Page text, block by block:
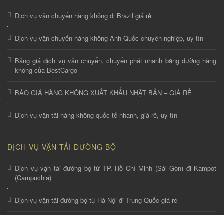
Dịch vụ vận chuyển hàng không đi Brazil giá rẻ
Dịch vụ vận chuyển hàng không Anh Quốc chuyên nghiệp, uy tín
Bảng giá dịch vụ vận chuyển, chuyển phát nhanh bằng đường hàng
không của BestCargo
BÁO GIÁ HÀNG KHÔNG XUẤT KHẨU NHẬT BẢN – GIÁ RẺ
Dịch vụ vận tải hàng không quốc tế nhanh, giá rẻ, uy tín
DỊCH VỤ VẬN TẢI ĐƯỜNG BỘ
Dịch vụ vận tải đường bộ từ TP. Hồ Chí Minh (Sài Gòn) đi Kampot
(Campuchia)
Dịch vụ vận tải đường bộ từ Hà Nội đi Trung Quốc giá rẻ